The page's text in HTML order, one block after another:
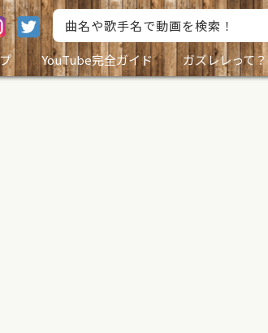
YouTube完全ガイド ガズレレって？